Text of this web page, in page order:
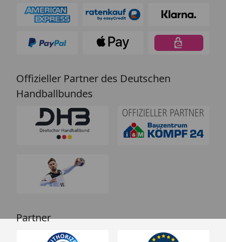
Offizieller Partner des Deutschen
Handballbundes
Partner